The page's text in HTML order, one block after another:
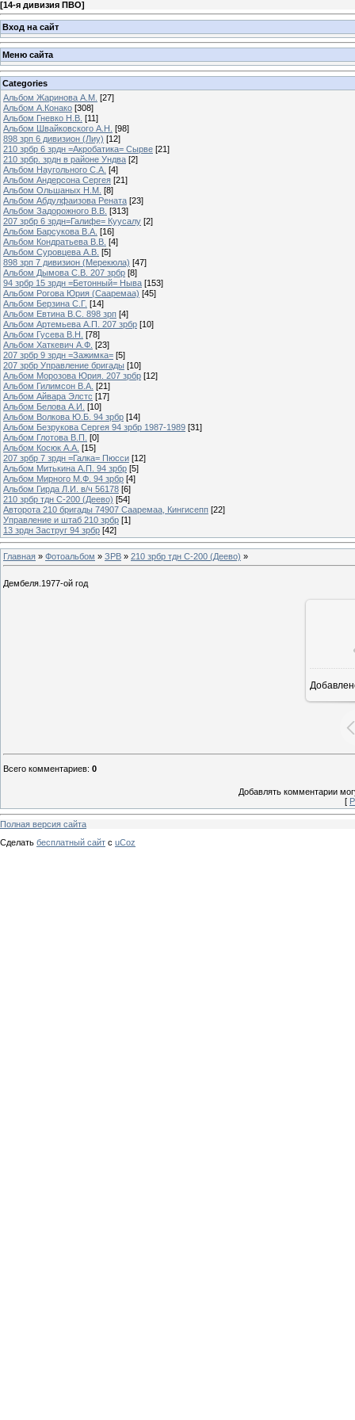
[14-я дивизия ПВО]
Вход на сайт
Меню сайта
Categories
Альбом Жаринова А.М. [27]
Альбом А.Конако [308]
Альбом Гневко Н.В. [11]
Альбом Швайковского А.Н. [98]
898 зрп 6 дивизион (Лиу) [12]
210 зрбр 6 зрдн =Акробатика= Сырве [21]
210 зрбр. зрдн в районе Ундва [2]
Альбом Наугольного С.А. [4]
Альбом Андерсона Сергея [21]
Альбом Ольшаных Н.М. [8]
Альбом Абдулфаизова Рената [23]
Альбом Задорожного В.В. [313]
207 зрбр 6 зрдн=Галифе= Куусалу [2]
Альбом Барсукова В.А. [16]
Альбом Кондратьева В.В. [4]
Альбом Суровцева А.В. [5]
898 зрп 7 дивизион (Мерекюла) [47]
Альбом Дымова С.В. 207 зрбр [8]
94 зрбр 15 зрдн =Бетонный= Ныва [153]
Альбом Рогова Юрия (Сааремаа) [45]
Альбом Берзина С.Г. [14]
Альбом Евтина В.С. 898 зрп [4]
Альбом Артемьева А.П. 207 зрбр [10]
Альбом Гусева В.Н. [78]
Альбом Хаткевич А.Ф. [23]
207 зрбр 9 зрдн =Зажимка= [5]
207 зрбр Управление бригады [10]
Альбом Морозова Юрия. 207 зрбр [12]
Альбом Гилимсон В.А. [21]
Альбом Айвара Элстс [17]
Альбом Белова А.И. [10]
Альбом Волкова Ю.Б. 94 зрбр [14]
Альбом Безрукова Сергея 94 зрбр 1987-1989 [31]
Альбом Глотова В.П. [0]
Альбом Косюк А.А. [15]
207 зрбр 7 зрдн =Галка= Пюсси [12]
Альбом Митькина А.П. 94 зрбр [5]
Альбом Мирного М.Ф. 94 зрбр [4]
Альбом Гирда Л.И. в/ч 56178 [6]
210 зрбр тдн С-200 (Деево) [54]
Авторота 210 бригады 74907 Сааремаа, Кингисепп [22]
Управление и штаб 210 зрбр [1]
13 зрдн Заструг 94 зрбр [42]
Главная » Фотоальбом » ЗРВ » 210 зрбр тдн С-200 (Деево) »
Дембеля.1977-ой год
Всего комментариев: 0
Добавлять комментарии
[
Полная версия сайта
Сделать бесплатный сайт с uCoz